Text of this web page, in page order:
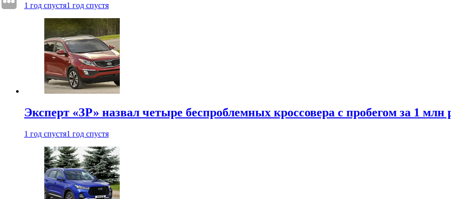
1 год спустя1 год спустя
Эксперт «ЗР» назвал четыре беспроблемных кроссовера с пробегом за 1 млн
1 год спустя1 год спустя